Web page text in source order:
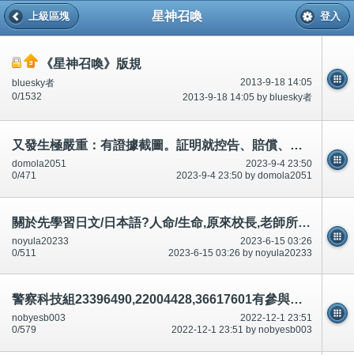
星神召喚
上級區塊 登入
《星神召喚》版規
2013-9-18 14:05
bluesky者
2013-9-18 14:05 by bluesky者
0/1532
又發生極嚴重：有證據截圖。証明就控告、賠償、盡量離開香港,又不處理/唔處理。騙財騙色,緊急
2023-9-4 23:50
domola2051
2023-9-4 23:50 by domola2051
0/471
關於先學習日文/日本語?人命/生命,原來校長,老師所有/全部國語、廣東話、英文聆聽、書寫都錯/錯誤
2023-6-15 03:26
noyula20233
2023-6-15 03:26 by noyula20233
0/511
警察科技組23396490,22004428,36617601有參與有份,車禍殺人？論壇/討論區有講有說
2022-12-1 23:51
nobyesb003
2022-12-1 23:51 by nobyesb003
0/579